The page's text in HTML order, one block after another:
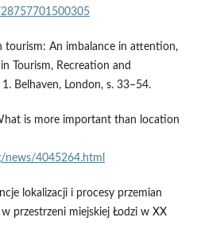
tourism: An imbalance in attention,
Tourism, Recreation and
Belhaven, London, s. 33–54.
is more important than location
4045264.html
lokalizacji i procesy przemian
przestrzeni miejskiej Łodzi w XX